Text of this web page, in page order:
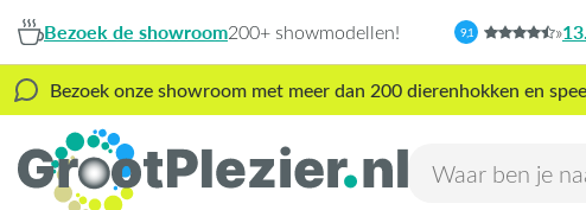
Bezoek de showroom200+ showmodellen! 9,1 »
Bezoek onze showroom met meer dan 200 dierenhokken en